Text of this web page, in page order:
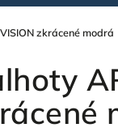
zkrácené modrá